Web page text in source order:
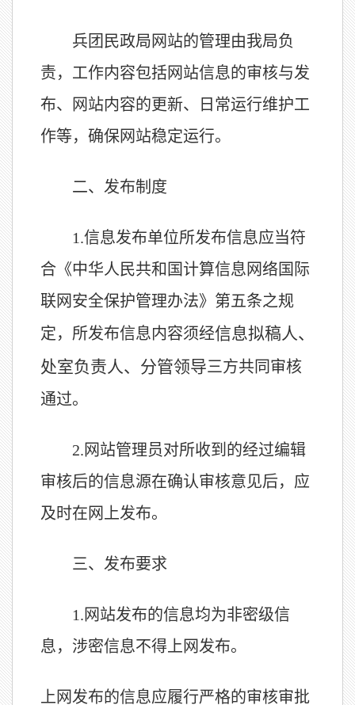
兵团民政局网站的管理由我局负
责，工作内容包括网站信息的审核与发
布、网站内容的更新、日常运行维护工
作等，确保网站稳定运行。
二、发布制度
1.信息发布单位所发布信息应当符
合《中华人民共和国计算信息网络国际
联网安全保护管理办法》第五条之规
定，所发布信息内容须经信息拟稿人、
处室负责人、分管领导三方共同审核
通过。
2.网站管理员对所收到的经过编辑
审核后的信息源在确认审核意见后，应
及时在网上发布。
三、发布要求
1.网站发布的信息均为非密级信
息，涉密信息不得上网发布。
上网发布的信息应履行严格的审核审批